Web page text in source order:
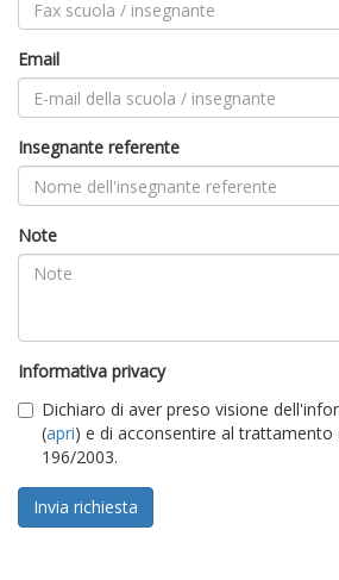
Email
Insegnante referente
Note
Informativa privacy
Dichiaro di aver preso visione
(apri) e di acconsentire al trattamento
196/2003.
Invia richiesta